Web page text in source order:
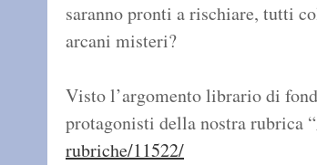
saranno pronti a rischiare, tutti
arcani misteri?
Visto l’argomento librario di
protagonisti della nostra rubrica “
rubriche/11522/